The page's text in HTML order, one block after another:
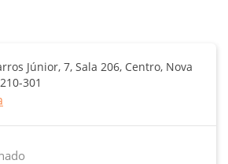
Júnior, 7, Sala 206, Centro, Nova
301